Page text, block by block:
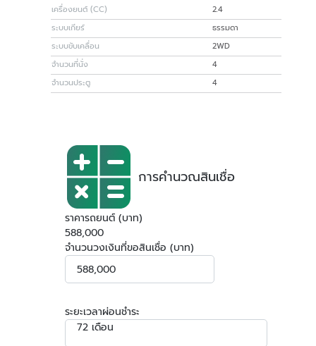
เครื่องยนต์ (CC)
2.4
ระบบเกียร์
ธรรมดา
ระบบขับเคลื่อน
2WD
จำนวนที่นั่ง
4
จำนวนประตู
4
การคำนวณสินเชื่อ
ราคารถยนต์ (บาท)
588,000
จำนวนวงเงินที่ขอสินเชื่อ (บาท)
ระยะเวลาผ่อนชำระ
72 เดือน